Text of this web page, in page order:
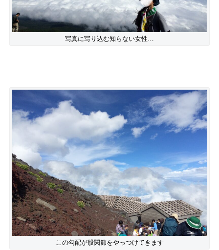
写真に写り込む知らない女性…
この勾配が股関節をやっつけてきます